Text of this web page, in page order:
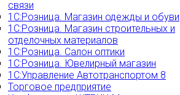
связи
1С:Розница. Магазин одежды и обуви
1С:Розница. Магазин строительных и
отделочных материалов
1С:Розница. Салон оптики
1С:Розница. Ювелирный магазин
1С:Управление Автотранспортом 8
Торговое предприятие